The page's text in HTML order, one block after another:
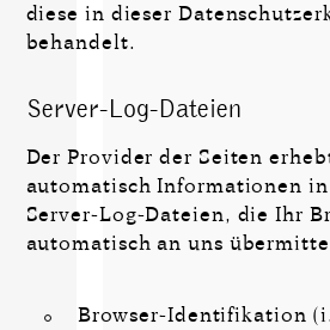
diese in dieser
behandelt.
Server-Log-Dateien
Der Provider der Seiten
automatisch Informationen
Server-Log-Dateien, die Ihr
automatisch an uns
Browser-Identifikation